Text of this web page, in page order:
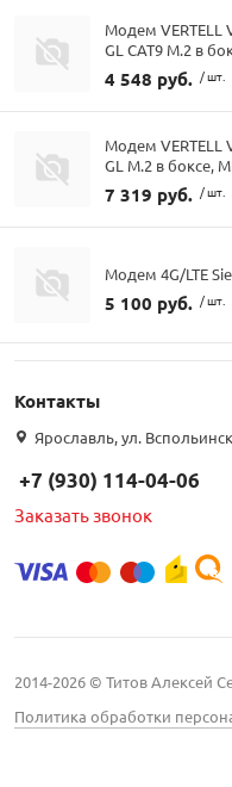
Модем VERTELL
GL CAT9 M.2 в
4 548 руб. / шт.
Модем VERTELL
GL M.2 в боксе,
7 319 руб. / шт.
Модем 4G/LTE
5 100 руб. / шт.
Контакты
Ярославль, ул.
+7 (930) 114-04-06
Заказать звонок
2014-2026 © Титов Алексей
Политика обработки